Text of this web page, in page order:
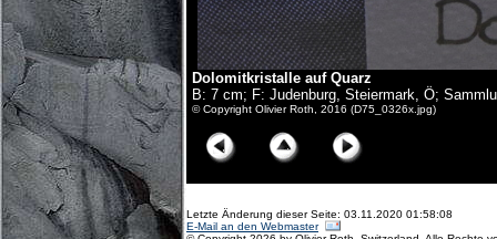
Dolomitkristalle auf Quarz
B: 7 cm; F: Judenburg, Steiermark, Ö;
© Copyright Olivier Roth, 2016 (D75_0326x.jpg)
Letzte Änderung dieser Seite: 03.11.2020 01:58:08
E-Mail an den Webmaster